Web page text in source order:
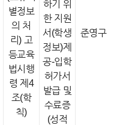
별정보
의 처
리) 고
등교육
법시행
령 제4
조(학
칙)
하기 위
한 지원
서(학생
정보)제
공-입학
허가서
발급 및
수료증
(성적
준영구